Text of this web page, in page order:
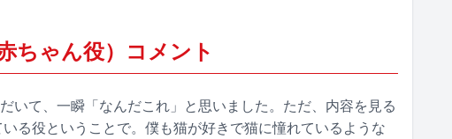
ちゃん役）コメント
いて、一瞬「なんだこれ」と思いました。ただ、内容を見る
る役ということで。僕も猫が好きで猫に憧れているような